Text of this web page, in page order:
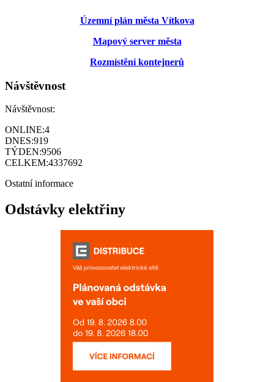
Územní plán města Vítkova
Mapový server města
Rozmístění kontejnerů
Návštěvnost
Návštěvnost:
ONLINE:4
DNES:919
TÝDEN:9506
CELKEM:4337692
Ostatní informace
Odstávky elektřiny